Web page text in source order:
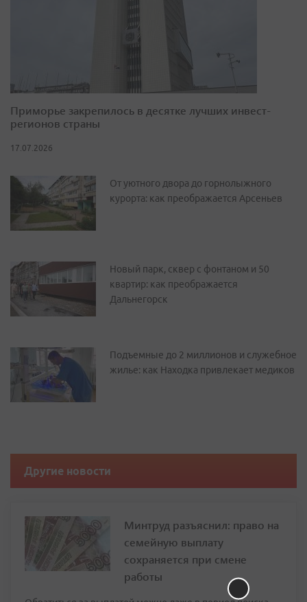
Приморье закрепилось в десятке лучших инвест-
регионов страны
17.07.2026
От уютного двора до горнолыжного
курорта: как преображается Арсеньев
Новый парк, сквер с фонтаном и 50
квартир: как преображается
Дальнегорск
Подъемные до 2 миллионов и служебное
жилье: как Находка привлекает медиков
Другие новости
Минтруд разъяснил: право на
семейную выплату
сохраняется при смене
работы